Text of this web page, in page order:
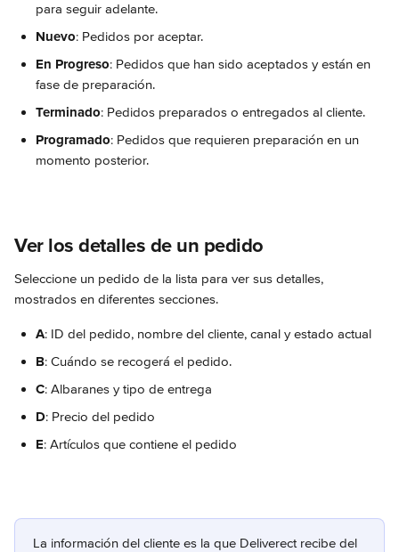
para seguir adelante.
Nuevo: Pedidos por aceptar.
En Progreso: Pedidos que han sido aceptados y están en
fase de preparación.
Terminado: Pedidos preparados o entregados al cliente.
Programado: Pedidos que requieren preparación en un
momento posterior.
Ver los detalles de un pedido
Seleccione un pedido de la lista para ver sus detalles,
mostrados en diferentes secciones.
A: ID del pedido, nombre del cliente, canal y estado actual
B: Cuándo se recogerá el pedido.
C: Albaranes y tipo de entrega
D: Precio del pedido
E: Artículos que contiene el pedido
La información del cliente es la que Deliverect recibe del